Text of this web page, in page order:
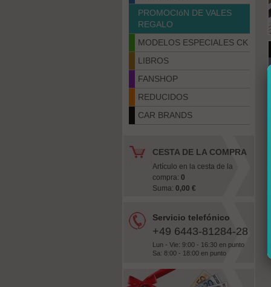
PROMOCIóN DE VALES
REGALO
MODELOS ESPECIALES CK
LIBROS
FANSHOP
REDUCIDOS
CAR BRANDS
CESTA DE LA COMPRA
Artículo en la cesta de la
compra: 0
Suma: 0,00 €
Servicio telefónico
+49 6443-81284-28
Lun - Vie: 9:00 - 16:30 en punto
Sa: 8:00 - 18:00 en punto